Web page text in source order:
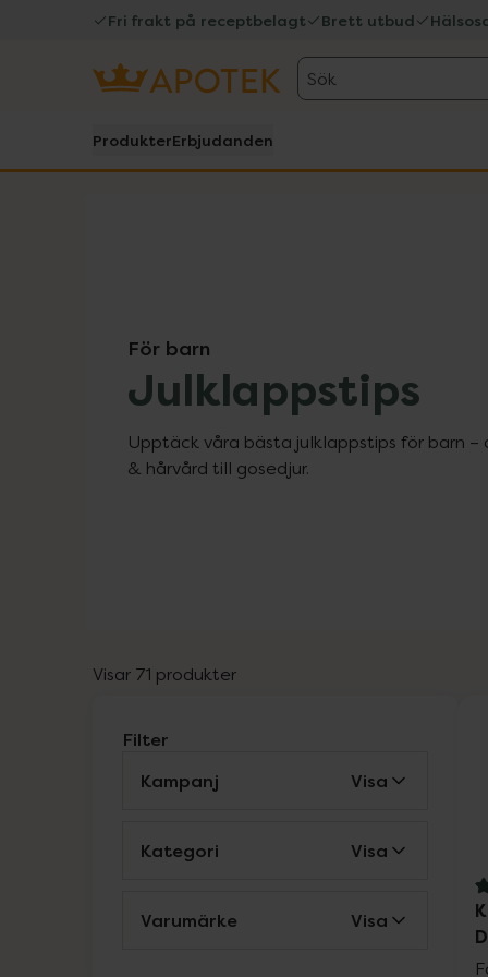
Fri frakt på receptbelagt Brett utbud
Sök
ProdukterErbjudanden
För barn
Julklappstips
Upptäck våra bästa julklappstips för barn –
& hårvård till gosedjur.
Visar 71 produkter
Filter
Kampanj
Visa
Kategori Visa
Varumärke Visa